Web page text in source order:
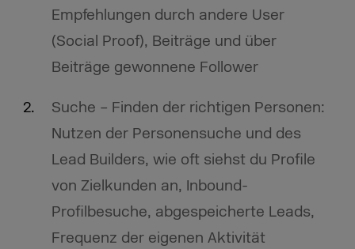
Empfehlungen durch andere User
(Social Proof), Beiträge und über
Beiträge gewonnene Follower
Suche – Finden der richtigen Personen:
Nutzen der Personensuche und des
Lead Builders, wie oft siehst du Profile
von Zielkunden an, Inbound-
Profilbesuche, abgespeicherte Leads,
Frequenz der eigenen Aktivität